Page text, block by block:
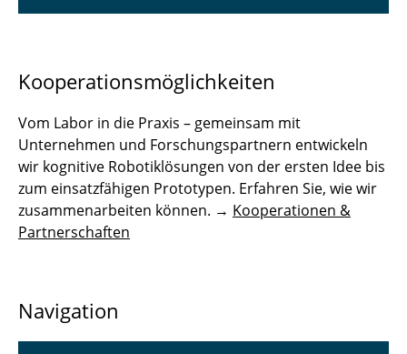
Kooperationsmöglichkeiten
Vom Labor in die Praxis – gemeinsam mit
Unternehmen und Forschungspartnern entwickeln
wir kognitive Robotiklösungen von der ersten Idee bis
zum einsatzfähigen Prototypen. Erfahren Sie, wie wir
zusammenarbeiten können. → Kooperationen &
Partnerschaften
Navigation